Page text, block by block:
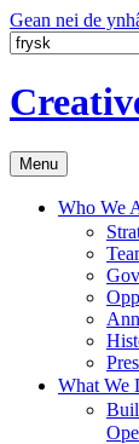
Gean nei de
Menu
Who We
What We